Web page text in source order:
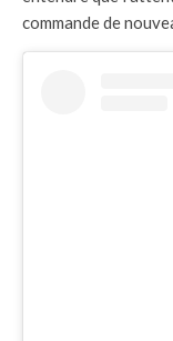
commande de